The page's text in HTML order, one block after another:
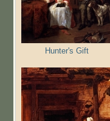
Hunter's Gift